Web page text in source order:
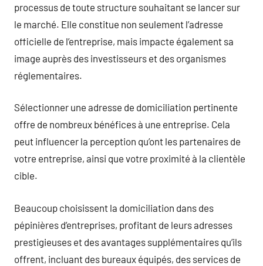
processus de toute structure souhaitant se lancer sur
le marché. Elle constitue non seulement l’adresse
officielle de l’entreprise, mais impacte également sa
image auprès des investisseurs et des organismes
réglementaires.
Sélectionner une adresse de domiciliation pertinente
offre de nombreux bénéfices à une entreprise. Cela
peut influencer la perception qu’ont les partenaires de
votre entreprise, ainsi que votre proximité à la clientèle
cible.
Beaucoup choisissent la domiciliation dans des
pépinières d’entreprises, profitant de leurs adresses
prestigieuses et des avantages supplémentaires qu’ils
offrent, incluant des bureaux équipés, des services de